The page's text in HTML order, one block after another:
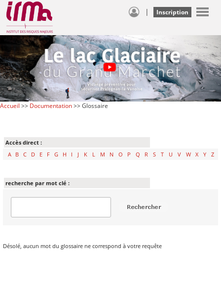
| Inscription
Accueil >> Documentation>> Glossaire
Accès direct :
A B C D E F G H I J K L M N O P Q R S T U V W X Y Z
recherche par mot clé :
Désolé, aucun mot du glossaire ne correspond à votre requête